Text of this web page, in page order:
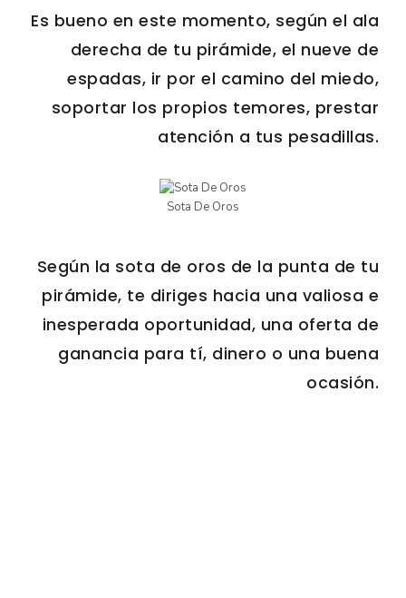
Es bueno en este momento, según el ala
derecha de tu pirámide, el nueve de
espadas, ir por el camino del miedo,
soportar los propios temores, prestar
atención a tus pesadillas.
Sota De Oros
Según la sota de oros de la punta de tu
pirámide, te diriges hacia una valiosa e
inesperada oportunidad, una oferta de
ganancia para tí, dinero o una buena
ocasión.